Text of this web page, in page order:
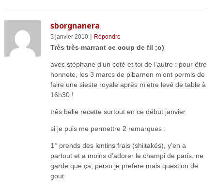
sborgnanera
5 janvier 2010| Répondre
Très très marrant ce coup de fil ;o)
avec stéphane d’un coté et toi de l’autre : pour être
honnete, les 3 marcs de pibarnon m’ont permis de
faire une sieste royale après m’etre levé de table à
16h30 !
très belle recette surtout en ce début janvier
si je puis me permettre 2 remarques :
1° prends des lentins frais (shiitakés), y’en a
partout et a moins d’adorer le champi de paris, ne
garde que ça, perso je prefere mais question de
gout